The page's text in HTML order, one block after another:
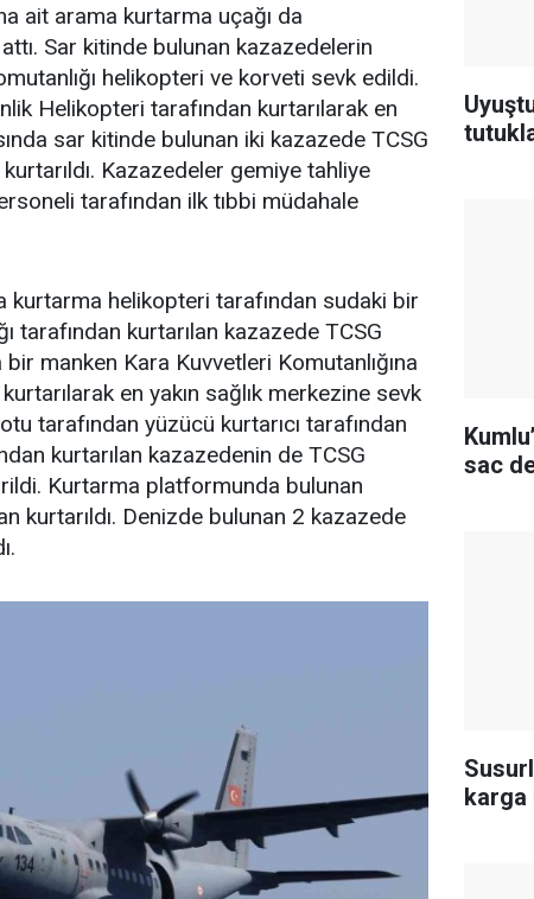
ait arama kurtarma uçağı da
Sar kitinde bulunan kazazedelerin
helikopteri ve korveti sevk edildi.
Helikopteri tarafından kurtarılarak en
sar kitinde bulunan iki kazazede TCSG
Kazazedeler gemiye tahliye
tarafından ilk tıbbi müdahale
kurtarma helikopteri tarafından sudaki bir
tarafından kurtarılan kazazede TCSG
manken Kara Kuvvetleri Komutanlığına
en yakın sağlık merkezine sevk
tarafından yüzücü kurtarıcı tarafından
kurtarılan kazazedenin de TCSG
Kurtarma platformunda bulunan
kurtarıldı. Denizde bulunan 2 kazazede
sac
karga